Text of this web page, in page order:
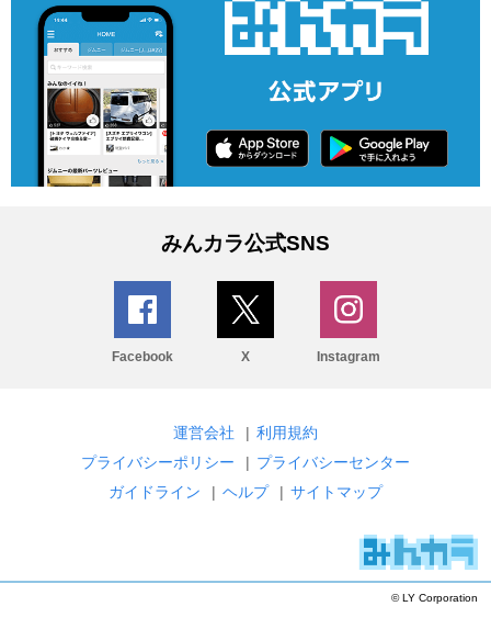
みんカラ公式SNS
Facebook X Instagram
運営会社 | 利用規約
プライバシーポリシー
| プライバシーセンター
ガイドライン
| ヘルプ | サイトマップ
© LY Corporation